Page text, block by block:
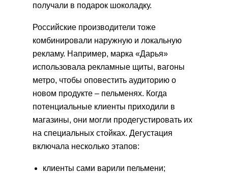
получали в подарок шоколадку.
Российские производители тоже
комбинировали наружную и локальную
рекламу. Например, марка «Дарья»
использовала рекламные щиты, вагоны
метро, чтобы оповестить аудиторию о
новом продукте – пельменях. Когда
потенциальные клиенты приходили в
магазины, они могли продегустировать их
на специальных стойках. Дегустация
включала несколько этапов:
клиенты сами варили пельмени;